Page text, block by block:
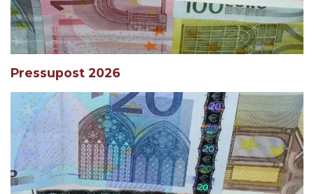
Pressupost 2026